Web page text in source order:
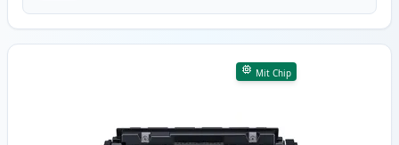
Mit Chip